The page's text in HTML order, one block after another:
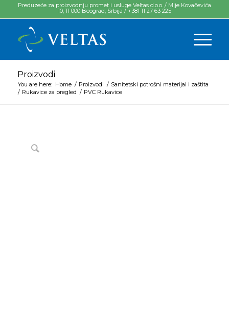
Preduzeće za proizvodnju promet i usluge Veltas d.o.o. / Mije Kovačevića
10, 11 000 Beograd, Srbija / +381 11 27 63 225
Proizvodi
You are here: Home / Proizvodi / Sanitetski potrošni materijal i zaštita
/ Rukavice za pregled / PVC Rukavice